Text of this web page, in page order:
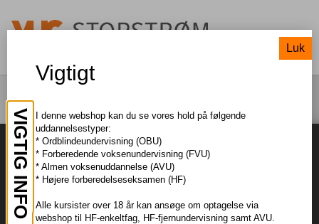
VIGTIG INFO
Vigtigt
I denne webshop kan du se vores hold på følgende
uddannelsestyper:
* Ordblindeundervisning (OBU)
* Forberedende voksenundervisning (FVU)
* Almen voksenuddannelse (AVU)
* Højere forberedelseseksamen (HF)
Alle kursister over 18 år kan ansøge om optagelse via
webshop til HF-enkeltfag, HF-fjernundervisning samt AVU.
Luk